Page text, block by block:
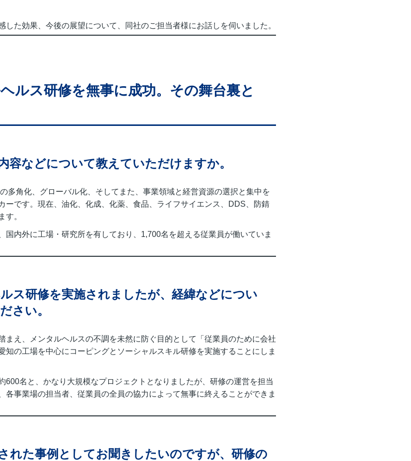
した効果、今後の展望について、同社のご担当者様にお話しを伺いました。
ルス研修を無事に成功。その舞台裏と
容などについて教えていただけますか。
多角化、グローバル化、そしてまた、事業領域と経営資源の選択と集中を
ーです。現在、油化、化成、化薬、食品、ライフサイエンス、DDS、防錆
す。
国内外に工場・研究所を有しており、1,700名を超える従業員が働いていま
ス研修を実施されましたが、経緯などについ
さい。
まえ、メンタルヘルスの不調を未然に防ぐ目的として「従業員のために会社
知の工場を中心にコーピングとソーシャルスキル研修を実施することにしま
600名と、かなり大規模なプロジェクトとなりましたが、研修の運営を担当
各事業場の担当者、従業員の全員の協力によって無事に終えることができま
れた事例としてお聞きしたいのですが、研修の